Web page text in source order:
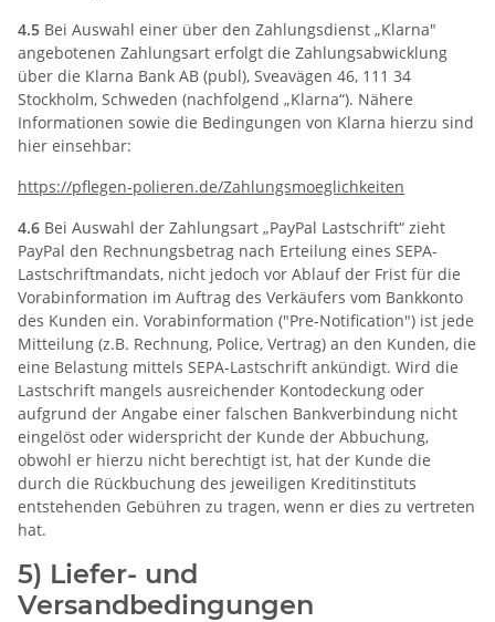
4.5 Bei Auswahl einer über den Zahlungsdienst „Klarna"
angebotenen Zahlungsart erfolgt die Zahlungsabwicklung
über die Klarna Bank AB (publ), Sveavägen 46, 111 34
Stockholm, Schweden (nachfolgend „Klarna“). Nähere
Informationen sowie die Bedingungen von Klarna hierzu sind
hier einsehbar:
https://pflegen-polieren.de/Zahlungsmoeglichkeiten
4.6 Bei Auswahl der Zahlungsart „PayPal Lastschrift“ zieht
PayPal den Rechnungsbetrag nach Erteilung eines SEPA-
Lastschriftmandats, nicht jedoch vor Ablauf der Frist für die
Vorabinformation im Auftrag des Verkäufers vom Bankkonto
des Kunden ein. Vorabinformation ("Pre-Notification") ist jede
Mitteilung (z.B. Rechnung, Police, Vertrag) an den Kunden, die
eine Belastung mittels SEPA-Lastschrift ankündigt. Wird die
Lastschrift mangels ausreichender Kontodeckung oder
aufgrund der Angabe einer falschen Bankverbindung nicht
eingelöst oder widerspricht der Kunde der Abbuchung,
obwohl er hierzu nicht berechtigt ist, hat der Kunde die
durch die Rückbuchung des jeweiligen Kreditinstituts
entstehenden Gebühren zu tragen, wenn er dies zu vertreten
hat.
5) Liefer- und
Versandbedingungen